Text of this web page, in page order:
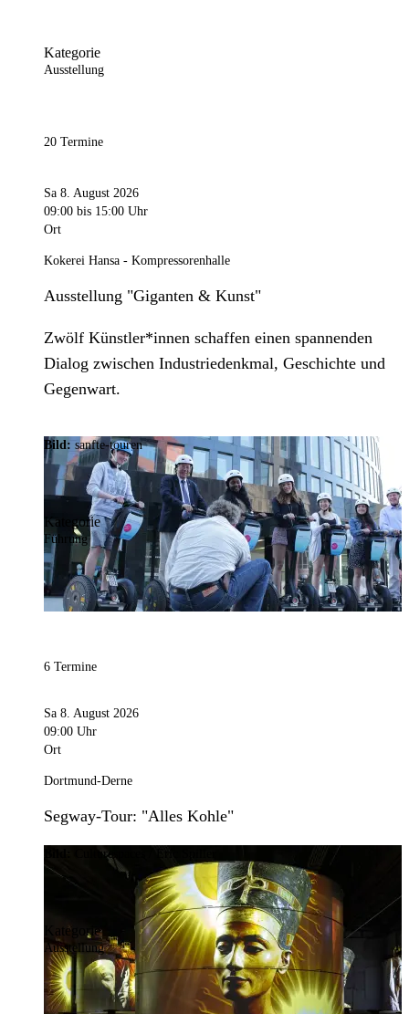
Kategorie
Ausstellung
20 Termine
Sa 8. August 2026
09:00 bis 15:00 Uhr
Ort
Kokerei Hansa - Kompressorenhalle
Ausstellung "Giganten & Kunst"
Zwölf Künstler*innen schaffen einen spannenden
Dialog zwischen Industriedenkmal, Geschichte und
Gegenwart.
Bild: sanfte-touren
Kategorie
Führung
6 Termine
Sa 8. August 2026
09:00 Uhr
Ort
Dortmund-Derne
Segway-Tour: "Alles Kohle"
Culturespaces / Eric Spiller
Kategorie
Ausstellung